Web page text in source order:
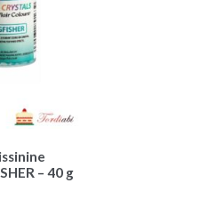
– 40 g